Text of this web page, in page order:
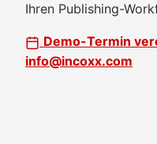
Ihren Publishing-
Demo-Termin
info@incoxx.com